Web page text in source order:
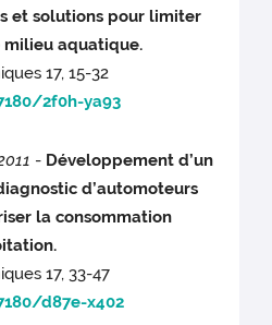
et solutions pour limiter
milieu aquatique.
17, 15-32
2f0h-ya93
- Développement d’un
d’automoteurs
la consommation
17, 33-47
d87e-x402